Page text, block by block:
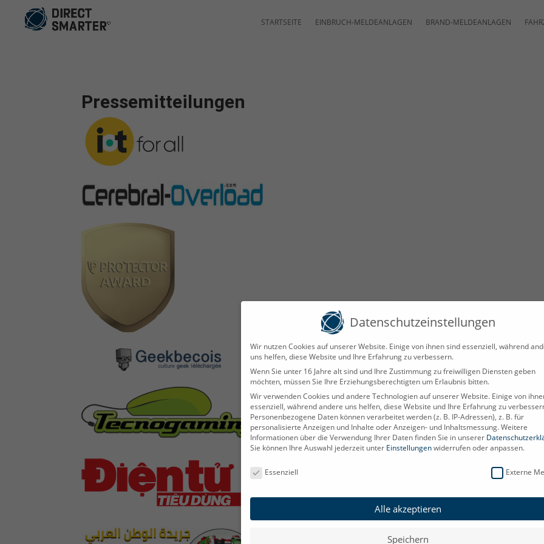
STARTSEITE EINBRUCH-MELDEANLAGEN BRAND-MELDEANLAGEN
Pressemitteilungen
Datenschutzeinstellungen
Wir nutzen Cookies auf unserer Website. Einige von ihnen sind essenziell, während
uns helfen, diese Website und Ihre Erfahrung zu verbessern.
Wenn Sie unter 16 Jahre alt sind und Ihre Zustimmung zu freiwilligen Diensten geben
möchten, müssen Sie Ihre Erziehungsberechtigten um Erlaubnis bitten.
Wir verwenden Cookies und andere Technologien auf unserer Website. Einige von
essenziell, während andere uns helfen, diese Website und Ihre Erfahrung zu
Personenbezogene Daten können verarbeitet werden (z. B. IP-Adressen), z. B. für
personalisierte Anzeigen und Inhalte oder Anzeigen- und Inhaltsmessung.Weitere
Informationen über die Verwendung Ihrer Daten finden Sie in unserer
Sie können Ihre Auswahl jederzeit unter Einstellungenwiderrufen oder anpassen.
Datenschutzeinstellungen
Essenziell Externe
Alle akzeptieren
Speichern